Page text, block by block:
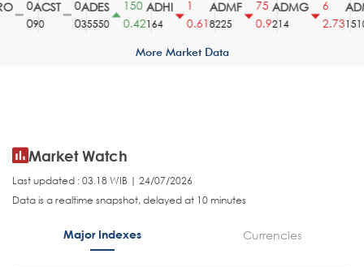
ACST
90
ADES
35550
150
0.42
ADHI
164
0.61
ADMF
8225
75
0.9
ADMG
214
2.731510
More Market Data
Market Watch
Last updated : 03.18 WIB | 24/07/2026
Data is a realtime snapshot, delayed at 10 minutes
Major Indexes Currencies